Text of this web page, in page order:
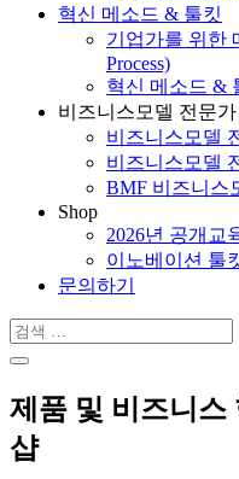
혁신 메소드 & 툴킷
기업가를 위한
Process)
혁신 메소드 &
비즈니스모델 전문가
비즈니스모델
비즈니스모델
BMF 비즈니스
Shop
2026년 공개교
이노베이션 툴
문의하기
제품 및 비즈니스
샵